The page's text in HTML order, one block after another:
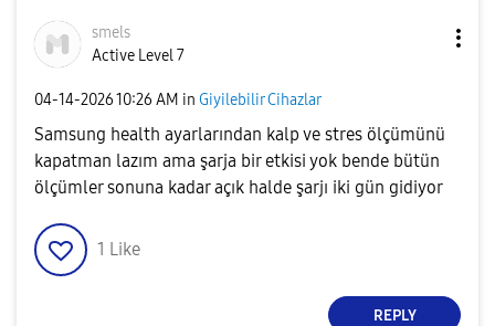
smels
Active Level 7
‎04-14-202610:26 AM in Giyilebilir Cihazlar
Samsung health ayarlarından kalp ve stres ölçümünü
kapatman lazım ama şarja bir etkisi yok bende bütün
ölçümler sonuna kadar açık halde şarjı iki gün gidiyor
1 Like
REPLY